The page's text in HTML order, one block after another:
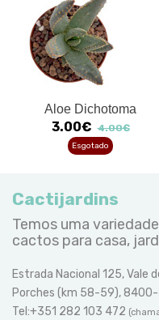
Aloe Dichotoma
3.00€ 4.00€
Esgotado
Cactijardins
Temos uma
cactos para casa,
Estrada Nacional 125, Vale
Porches (km 58-59),
Tel:+351 282 103 472